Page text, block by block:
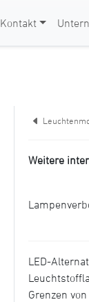
Kontakt
Weitere
LED-
Grenzen